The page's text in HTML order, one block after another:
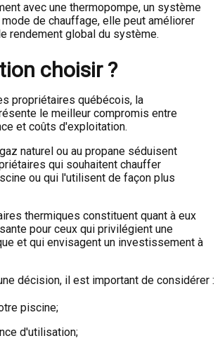
avec une thermopompe, un système
mode de chauffage, elle peut améliorer
rendement global du système.
choisir ?
propriétaires québécois, la
le meilleur compromis entre
et coûts d'exploitation.
naturel ou au propane séduisent
qui souhaitent chauffer
ou qui l'utilisent de façon plus
thermiques constituent quant à eux
pour ceux qui privilégient une
et qui envisagent un investissement à
décision, il est important de considérer :
piscine;
d'utilisation;